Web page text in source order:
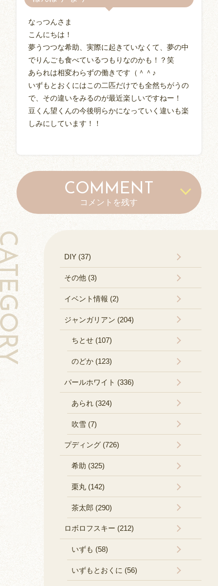
なっつんさま
こんにちは！
夢うつつな希助、実際に起きていなくて、夢の中
でりんごも食べているつもりなのかも！？笑
あられは相変わらずの働きです（＾＾♪
いずもとおくにはこの二匹だけでも全然ちがうの
で、その違いをみるのが最近楽しいですねー！
豆くん望くんの今後明らかになっていく違いも楽
しみにしています！！
COMMENT
コメントを残す
DIY (37)
その他 (3)
イベント情報 (2)
ジャンガリアン (204)
ちとせ (107)
のどか (123)
パールホワイト (336)
あられ (324)
吹雪 (7)
プディング (726)
希助 (325)
栗丸 (142)
茶太郎 (290)
ロボロフスキー (212)
いずも (58)
いずもとおくに (56)